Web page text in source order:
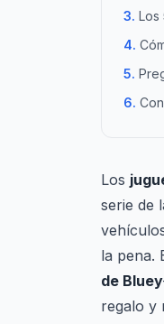
Los
Los
serie de
la pena.
de Bluey
regalo y